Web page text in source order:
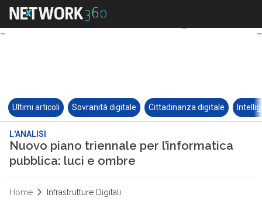
Ultimi articoli Sovranità digitale Cittadinanza digitale
L'ANALISI
Nuovo piano triennale per l’informatica
pubblica: luci e ombre
Home Infrastrutture Digitali